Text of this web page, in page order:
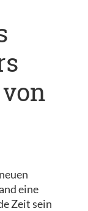
eine
Zeit sein